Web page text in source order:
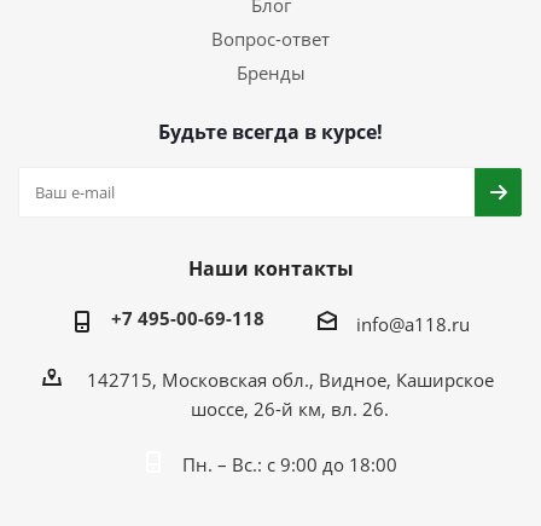
Блог
Вопрос-ответ
Бренды
Будьте всегда в курсе!
Наши контакты
+7 495-00-69-118 info@a118.ru
142715, Московская обл., Видное, Каширское
шоссе, 26-й км, вл. 26.
Пн. – Вс.: с 9:00 до 18:00